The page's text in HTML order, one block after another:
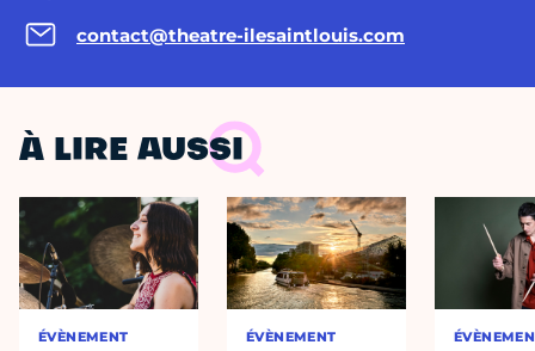
contact@theatre-ilesaintlouis.com
À LIRE AUSSI
ÉVÈNEMENT ÉVÈNEMENT